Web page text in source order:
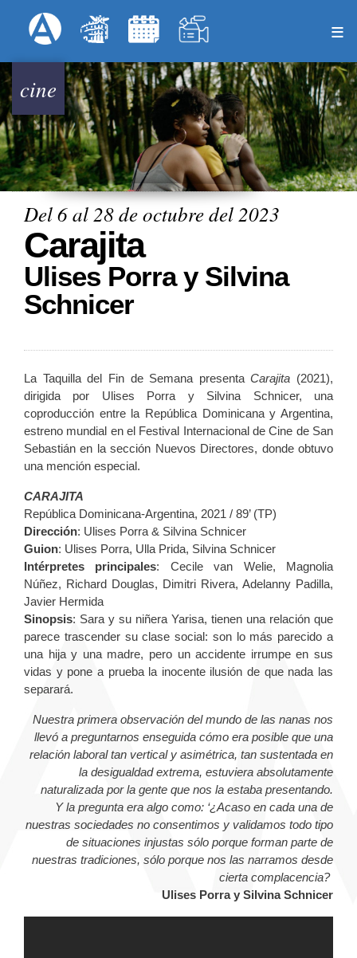
al
principal
Menú Superior
cine
Del 6 al 28 de octubre del 2023
Carajita
Ulises Porra y Silvina
Schnicer
La Taquilla del Fin de Semana presentaCarajita (2021),
dirigida por Ulises Porra y Silvina Schnicer, una
coproducción entre la República Dominicana y Argentina,
estreno mundial en el Festival Internacional de Cine de San
Sebastián en la sección Nuevos Directores, donde obtuvo
una mención especial.
CARAJITA
República Dominicana-Argentina, 2021 / 89’ (TP)
Dirección: Ulises Porra & Silvina Schnicer
Guion: Ulises Porra, Ulla Prida, Silvina Schnicer
Intérpretes principales: Cecile van Welie, Magnolia
Núñez, Richard Douglas, Dimitri Rivera, Adelanny Padilla,
Javier Hermida
Sinopsis: Sara y su niñera Yarisa, tienen una relación que
parece trascender su clase social: son lo más parecido a
una hija y una madre, pero un accidente irrumpe en sus
vidas y pone a prueba la inocente ilusión de que nada las
separará.
Nuestra primera observación del mundo de las nanas nos
llevó a preguntarnos enseguida cómo era posible que una
relación laboral tan vertical y asimétrica, tan sustentada en
la desigualdad extrema, estuviera absolutamente
naturalizada por la gente que nos la estaba presentando.
Y la pregunta era algo como: ‘¿Acaso en cada una de
nuestras sociedades no consentimos y validamos todo tipo
de situaciones injustas sólo porque forman parte de
nuestras tradiciones, sólo porque nos las narramos desde
cierta complacencia?
Ulises Porra y Silvina Schnicer